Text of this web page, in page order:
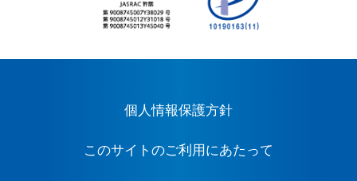
個人情報保護方針
このサイトのご利用にあたって